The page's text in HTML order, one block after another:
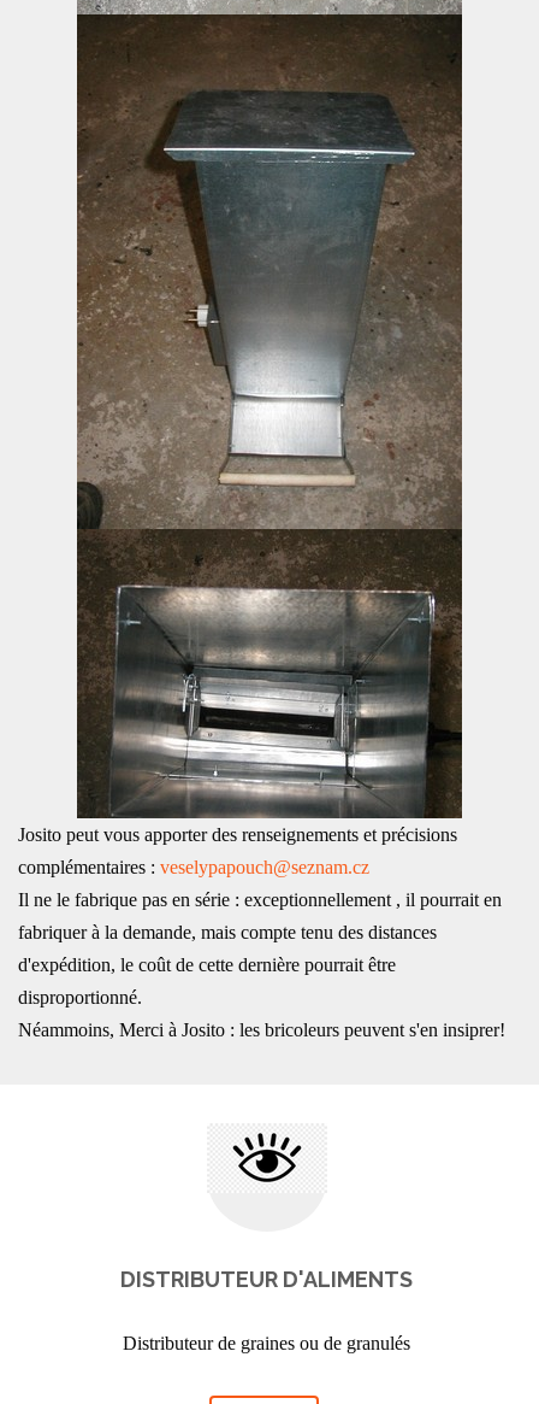
Josito peut vous apporter des renseignements et précisions
complémentaires : veselypapouch@seznam.cz
Il ne le fabrique pas en série : exceptionnellement , il pourrait en
fabriquer à la demande, mais compte tenu des distances
d'expédition, le coût de cette dernière pourrait être
disproportionné.
Néammoins, Merci à Josito : les bricoleurs peuvent s'en insiprer!
DISTRIBUTEUR D'ALIMENTS
Distributeur de graines ou de granulés